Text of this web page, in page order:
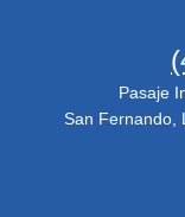
Pasaje
San Fernando,